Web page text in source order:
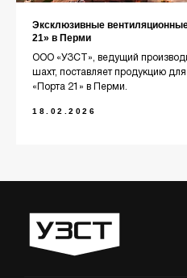
Эксклюзивные
21» в Перми
ООО «УЗСТ», ведущий
шахт, поставляет продукцию
«Порта 21» в Перми.
18.02.2026
+7 (343) 227-22-20
info@1uzst.ru
«УЗСТ» 2026